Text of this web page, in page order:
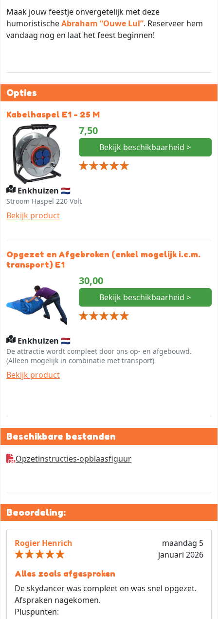
Maak jouw feestje onvergetelijk met deze
humoristischeAbraham “Ouwe Lul”. Reserveer hem
vandaag nog en laat het feest beginnen!
Opties
Kabelhaspel E1 - 25 M
7,50
Bekijk beschikbaarheid >
Enkhuizen 🇳🇱
Stroom Haspel 220 Volt
Bekijk product
Opgezet en Afgebroken (enkel mogelijk i.c.m.
transport) E1
30,00
Bekijk beschikbaarheid >
Enkhuizen 🇳🇱
De attractie wordt compleet door ons op- en afgebouwd.
(Alleen mogelijk in combinatie met transport)
Bekijk product
Beschikbare bestanden
Opzetinstructies-opblaasfiguur
Beoordeling:
Rogier Henrich
maandag 5
januari 2026
Alles zoals afgesproken
De skydancer was compleet en was snel opgezet.
Afspraken nagekomen.
Pluspunten: